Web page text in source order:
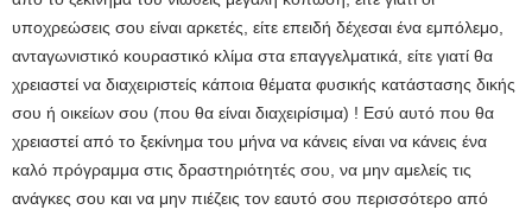
υποχρεώσεις σου είναι αρκετές, είτε επειδή δέχεσαι ένα εμπόλεμο,
ανταγωνιστικό κουραστικό κλίμα στα επαγγελματικά, είτε γιατί θα
χρειαστεί να διαχειριστείς κάποια θέματα φυσικής κατάστασης δικής
σου ή οικείων σου (που θα είναι διαχειρίσιμα) ! Εσύ αυτό που θα
χρειαστεί από το ξεκίνημα του μήνα να κάνεις είναι να κάνεις ένα
καλό πρόγραμμα στις δραστηριότητές σου, να μην αμελείς τις
ανάγκες σου και να μην πιέζεις τον εαυτό σου περισσότερο από